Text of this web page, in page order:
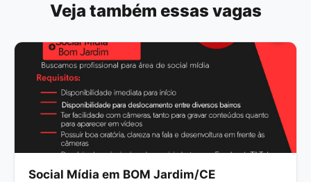
Veja também essas vagas
Social Mídia em BOM Jardim/CE